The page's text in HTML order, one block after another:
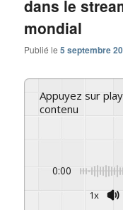
dans le
mondial
Publié le5 septembre
Appuyez sur play pour écouter ce
contenu
0:00
1x